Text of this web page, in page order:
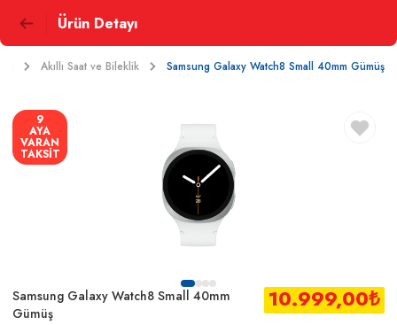
Ürün Detayı
Akıllı Saat ve Bileklik Samsung Galaxy Watch8 Small 40mm Gümüş
9
AYA
VARAN
TAKSİT
Samsung Galaxy Watch8 Small 40mm
Gümüş
10.999,00₺